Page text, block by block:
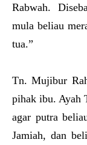
Rabwah.
mula beliau
tua.”
Tn. Mujibur
pihak ibu. Ayah
agar putra
Jamiah, dan